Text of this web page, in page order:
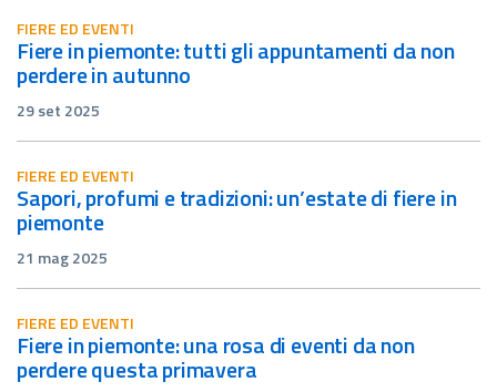
FIERE ED EVENTI
fiere in piemonte: tutti gli appuntamenti da non
perdere in autunno
29 set 2025
FIERE ED EVENTI
sapori, profumi e tradizioni: un’estate di fiere in
piemonte
21 mag 2025
FIERE ED EVENTI
fiere in piemonte: una rosa di eventi da non
perdere questa primavera